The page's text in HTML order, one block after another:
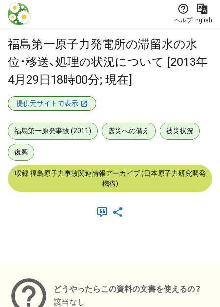
本文に飛ぶ
ヘルプEnglish
福島第一原子力発電所の滞留水の水
位・移送、処理の状況について [2013年
4月29日18時00分; 現在]
提供元サイトで表示
福島第一原発事故 (2011) 震災への備え 被災状況
復興
収録:福島原子力事故関連情報アーカイブ (日本原子力研究開発
機構)
どうやったらこの資料の文書を使えるの？
該当なし